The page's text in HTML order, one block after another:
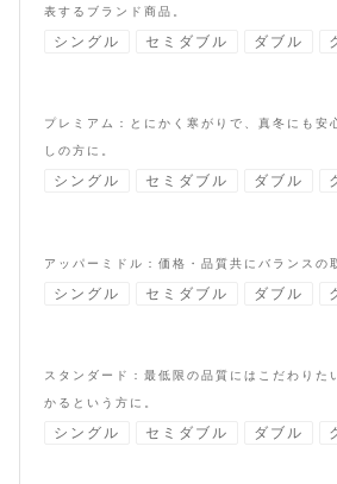
表するブランド商品。
シングル セミダブル ダブル
プレミアム：とにかく寒がりで、真冬にも安
しの方に。
シングル セミダブル ダブル
アッパーミドル：価格・品質共にバランスの
シングル セミダブル ダブル
スタンダード：最低限の品質にはこだわりた
かるという方に。
シングル セミダブル ダブル